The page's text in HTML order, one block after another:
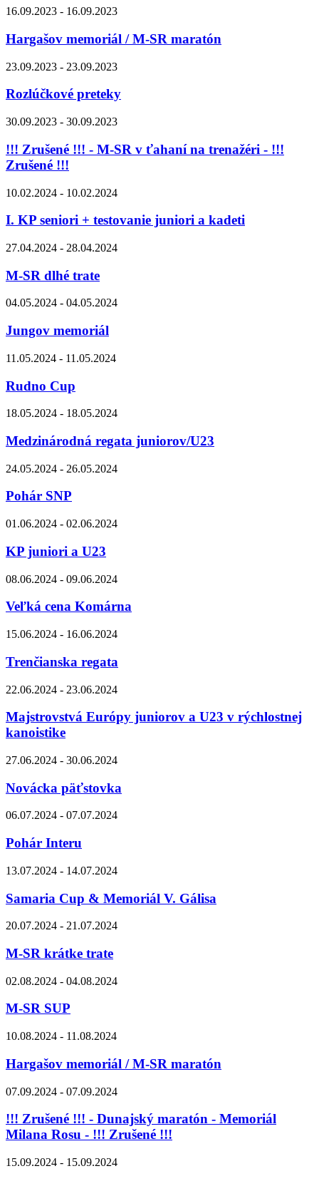
16.09.2023 - 16.09.2023
Hargašov memoriál / M-SR maratón
23.09.2023 - 23.09.2023
Rozlúčkové preteky
30.09.2023 - 30.09.2023
!!! Zrušené !!! - M-SR v ťahaní na trenažéri - !!!
Zrušené !!!
10.02.2024 - 10.02.2024
I. KP seniori + testovanie juniori a kadeti
27.04.2024 - 28.04.2024
M-SR dlhé trate
04.05.2024 - 04.05.2024
Jungov memoriál
11.05.2024 - 11.05.2024
Rudno Cup
18.05.2024 - 18.05.2024
Medzinárodná regata juniorov/U23
24.05.2024 - 26.05.2024
Pohár SNP
01.06.2024 - 02.06.2024
KP juniori a U23
08.06.2024 - 09.06.2024
Veľká cena Komárna
15.06.2024 - 16.06.2024
Trenčianska regata
22.06.2024 - 23.06.2024
Majstrovstvá Európy juniorov a U23 v rýchlostnej
kanoistike
27.06.2024 - 30.06.2024
Novácka päťstovka
06.07.2024 - 07.07.2024
Pohár Interu
13.07.2024 - 14.07.2024
Samaria Cup & Memoriál V. Gálisa
20.07.2024 - 21.07.2024
M-SR krátke trate
02.08.2024 - 04.08.2024
M-SR SUP
10.08.2024 - 11.08.2024
Hargašov memoriál / M-SR maratón
07.09.2024 - 07.09.2024
!!! Zrušené !!! - Dunajský maratón - Memoriál
Milana Rosu - !!! Zrušené !!!
15.09.2024 - 15.09.2024